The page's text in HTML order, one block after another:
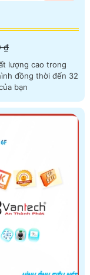
₫
lượng cao trong
bạn